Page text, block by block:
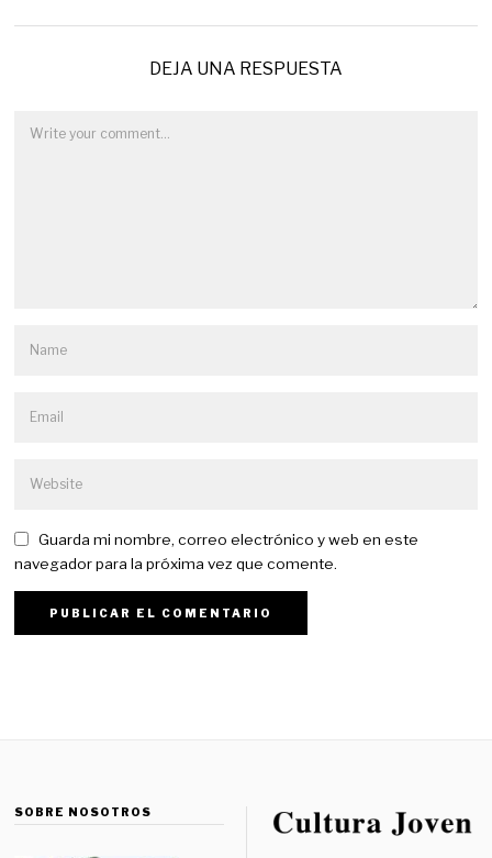
DEJA UNA RESPUESTA
Guarda mi nombre, correo electrónico y web en este
navegador para la próxima vez que comente.
SOBRE NOSOTROS